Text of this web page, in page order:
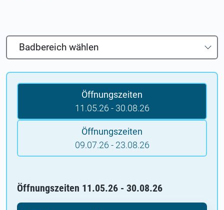
Badbereich wählen
Sommerbad
Öffnungszeiten
11.05.26 - 30.08.26
Öffnungszeiten
09.07.26 - 23.08.26
Öffnungszeiten 11.05.26 - 30.08.26